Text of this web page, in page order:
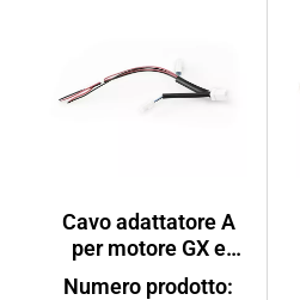
Cavo adattatore A
per motore GX e
Numero prodotto: